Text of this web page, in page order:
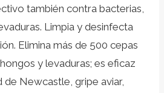
también contra bacterias,
Limpia y desinfecta
Elimina más de 500 cepas
y levaduras; es eficaz
Newcastle, gripe aviar,